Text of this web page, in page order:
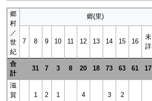
郷
村
／
世
紀
郷(里)
7 8 9 10 11 12 13 14 15 16
未
詳
合
計
31 7 3 8 20 18 73 63 61 17
滋
賀
1 2 1 4 3 2